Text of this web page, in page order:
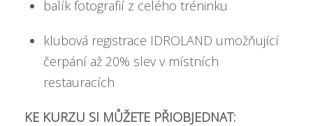
balík fotografií z celého tréninku
klubová registrace IDROLAND umožňující
čerpání až 20% slev v místních
restauracích
KE KURZU SI MŮŽETE PŘIOBJEDNAT: